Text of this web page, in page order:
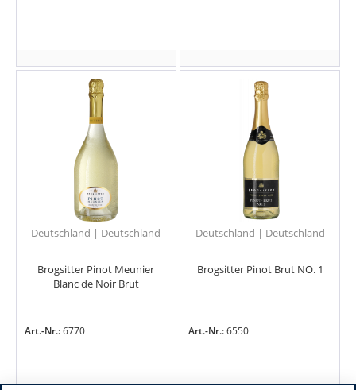
Deutschland | Deutschland
Brogsitter Pinot Meunier
Blanc de Noir Brut
Art.-Nr.:6770
Deutschland | Deutschland
Brogsitter Pinot Brut NO. 1
Art.-Nr.:6550